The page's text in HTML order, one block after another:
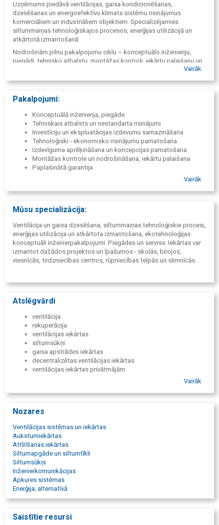
Uzņēmums piedāvā ventilācijas, gaisa kondicionēšanas,
dzesēšanas un energoefektīvu klimata sistēmu risinājumus
komerciāliem un industriāliem objektiem. Specializējamies
siltummaiņas tehnoloģiskajos procesos, enerģijas utilizācijā un
atkārtotā izmantošanā.
Nodrošinām pilnu pakalpojumu ciklu – konceptuālo inženieriju,
piegādi, tehnisko atbalstu, montāžas kontroli, iekārtu palaišanu un
Ventilācijas un gaisa kondicionēšanas sistēmas:
Ventilācijas sistēmas
Gaisa kondicionēšanas sistēmas
Dzesēšanas iekārtas
Iekštelpu klimata kontrole rūpnieciskiem procesiem
Siltuma atgūšana un atkārtotā izmantošana ēku dzesēšanai
un sildīšanai
Aukstā ūdens sagatavošanas iekārtas
Litija bromīda ūdens-ūdens siltumsūkņi
Mehāniskie siltumsūkņi un dzesētāji
Rūpnieciskie siltummaiņi, siltumsūkņi
Sausie dzesētāji
Vairāk
Pakalpojumi:
Konceptuālā inženierija, piegāde
Tehniskais atbalsts un nestandarta risinājumi
Investīciju un ekspluatācijas izdevumu samazināšana
Tehnoloģiski - ekonomisko risinājumu pamatošana
Izdevīguma aprēķināšana un koncepcijas pamatošana
Montāžas kontrole un nodrošināšana, iekārtu palaišana
Paplašinātā garantija
Vairāk
Mūsu specializācija:
Ventilācija un gaisa dzesēšana, siltummaiņas tehnoloģiskie procesi,
enerģijas utilizācija un atkārtota izmantošana, ekotehnoloģijas
konceptuāli inženierpakalpojumi. Piegādes un serviss. Iekārtas var
izmantot dažādos projektos un īpašumos - skolās, birojos,
viesnīcās, tirdzniecības centros, rūpniecības telpās un slimnīcās.
Atslēgvārdi
ventilācija
rekuperācija
ventilācijas iekārtas
siltumsūkņi
gaisa apstrādes iekārtas
decentralizētas ventilācijas iekārtas
ventilācijas iekārtas privātmājām
aukstumiekārtas
čilleri
aukstie griesti
siltummaiņi
mitruma kontroles sistēmas
attīrīšanas sistēmas
putekļu savākšana
molekulārā filtrēšana
gaisa un virsmu dezinfekcijas sistēmas
jonizācijas attīrīšanas sistēmas
dūmgāzu utilizācija
eko tehnoloģijas
Vairāk
Nozares
Ventilācijas sistēmas un iekārtas
Aukstumiekārtas
Attīrīšanas iekārtas
Siltumapgāde un siltumtīkli
Siltumsūkņi
Inženierkomunikācijas
Apkures sistēmas
Enerģija; alternatīvā
Saistītie resursi